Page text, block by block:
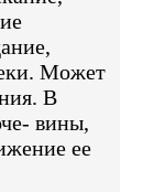
Может
В
вины,
ее